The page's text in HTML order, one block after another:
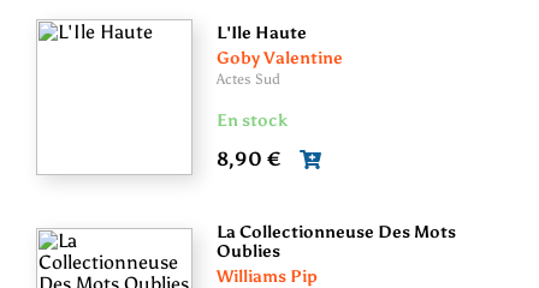
L'Ile Haute
Goby Valentine
Actes Sud
En stock
8,90 €
La Collectionneuse Des Mots
Oublies
Williams Pip